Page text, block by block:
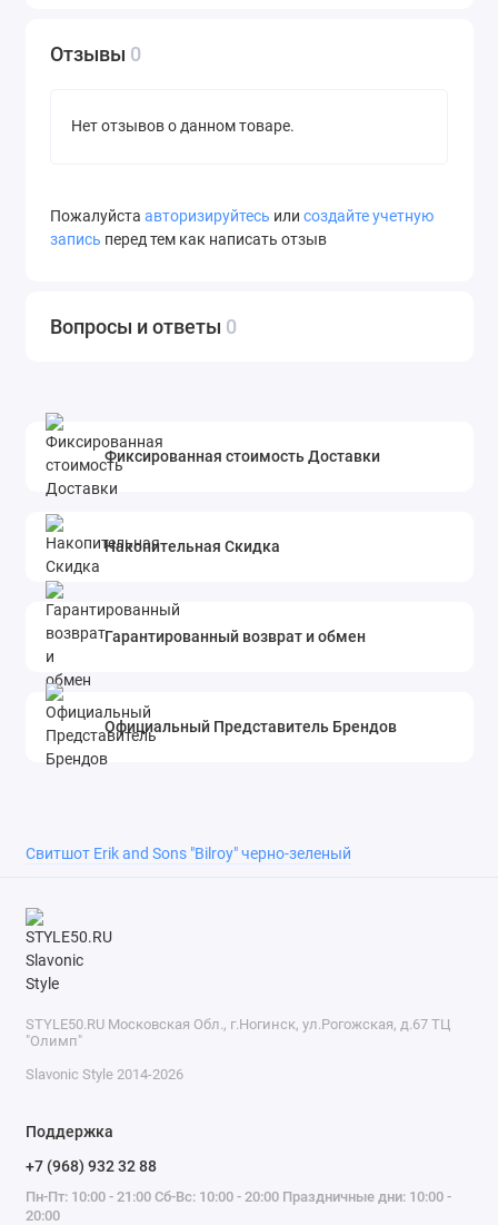
Отзывы 0
Нет отзывов о данном товаре.
Пожалуйста авторизируйтесь или создайте учетную
запись перед тем как написать отзыв
Вопросы и ответы 0
Фиксированная стоимость Доставки
Накопительная Скидка
Гарантированный возврат и обмен
Официальный Представитель Брендов
Свитшот Erik and Sons "Bilroy" черно-зеленый
STYLE50.RU Московская Обл., г.Ногинск, ул.Рогожская, д.67 ТЦ
"Олимп"
Slavonic Style 2014-2026
Поддержка
+7 (968) 932 32 88
Пн-Пт: 10:00 - 21:00 Сб-Вс: 10:00 - 20:00 Праздничные дни: 10:00 -
20:00